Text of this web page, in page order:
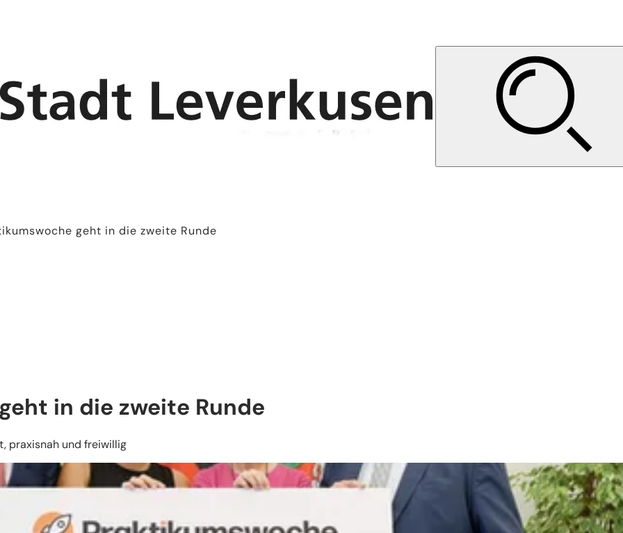
geht in die zweite Runde
in die zweite Runde
praxisnah und freiwillig